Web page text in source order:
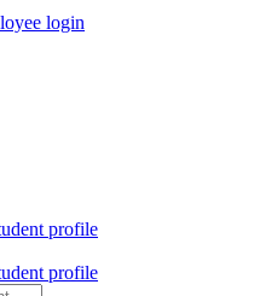
login
profile
profile